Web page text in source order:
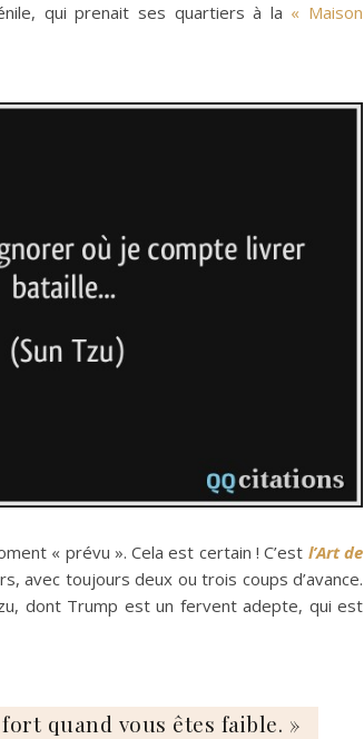
qui prenait ses quartiers à la « Maison
« prévu ». Cela est certain ! C’est l’Art de
avec toujours deux ou trois coups d’avance.
dont Trump est un fervent adepte, qui est
quand vous êtes faible. »